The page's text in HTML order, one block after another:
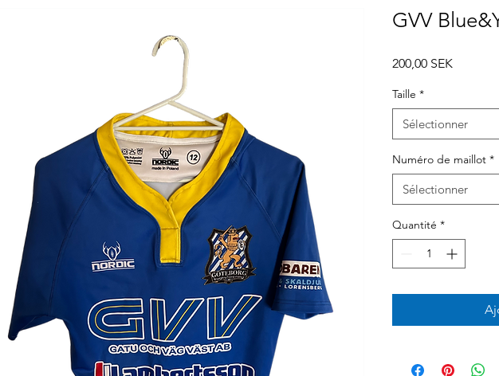
GVV
200,00 SEKPrix
Taille *
Sélectionner
Numéro de maillot *
Sélectionner
Quantité *